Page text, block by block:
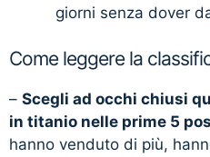
giorni senza dover
Come leggere la
– Scegli ad occhi chiusi
in titanio nelle prime 5
hanno venduto di più,